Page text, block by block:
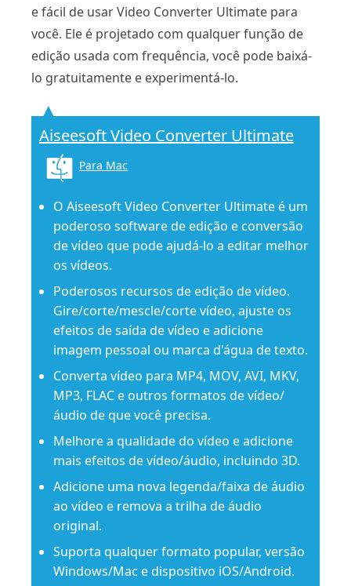
e fácil de usar Video Converter Ultimate para
você. Ele é projetado com qualquer função de
edição usada com frequência, você pode baixá-
lo gratuitamente e experimentá-lo.
Aiseesoft Video Converter Ultimate
Para Mac
O Aiseesoft Video Converter Ultimate é um
poderoso software de edição e conversão
de vídeo que pode ajudá-lo a editar melhor
os vídeos.
Poderosos recursos de edição de vídeo.
Gire/corte/mescle/corte vídeo, ajuste os
efeitos de saída de vídeo e adicione
imagem pessoal ou marca d'água de texto.
Converta vídeo para MP4, MOV, AVI, MKV,
MP3, FLAC e outros formatos de vídeo/
áudio de que você precisa.
Melhore a qualidade do vídeo e adicione
mais efeitos de vídeo/áudio, incluindo 3D.
Adicione uma nova legenda/faixa de áudio
ao vídeo e remova a trilha de áudio
original.
Suporta qualquer formato popular, versão
Windows/Mac e dispositivo iOS/Android.